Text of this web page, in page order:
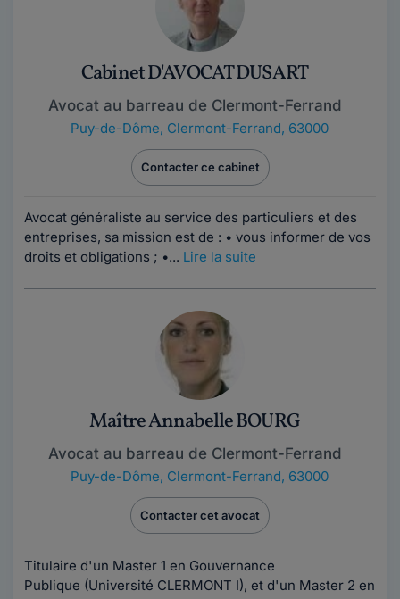
Cabinet D'AVOCAT DUSART
Avocat au barreau de Clermont-Ferrand
Puy-de-Dôme, Clermont-Ferrand, 63000
Contacter ce cabinet
Avocat généraliste au service des particuliers et des
entreprises, sa mission est de : • vous informer de vos
droits et obligations ; •... Lire la suite
Maître Annabelle BOURG
Avocat au barreau de Clermont-Ferrand
Puy-de-Dôme, Clermont-Ferrand, 63000
Contacter cet avocat
Titulaire d'un Master 1 en Gouvernance
Publique (Université CLERMONT I), et d'un Master 2 en